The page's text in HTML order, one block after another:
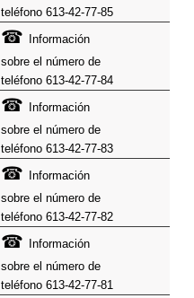
teléfono 613-42-77-85
☎ Información
sobre el número de
teléfono 613-42-77-84
☎ Información
sobre el número de
teléfono 613-42-77-83
☎ Información
sobre el número de
teléfono 613-42-77-82
☎ Información
sobre el número de
teléfono 613-42-77-81